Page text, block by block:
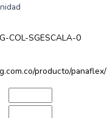
COL-SGESCALA-0
producto/panaflex/